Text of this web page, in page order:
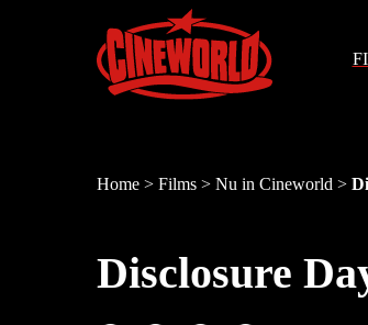
Home > Films > Nu in Cineworld >
Disclosure